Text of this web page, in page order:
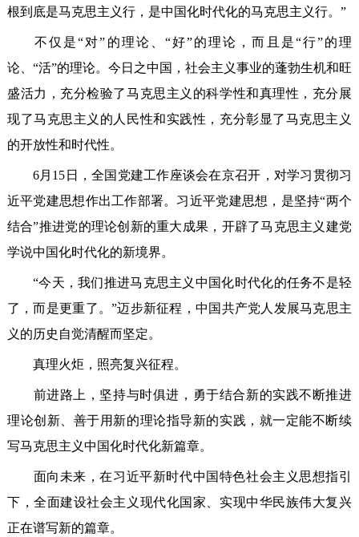
根到底是马克思主义行，是中国化时代化的马克思主义行。”
不仅是“对”的理论、“好”的理论，而且是“行”的理
论、“活”的理论。今日之中国，社会主义事业的蓬勃生机和旺
盛活力，充分检验了马克思主义的科学性和真理性，充分展
现了马克思主义的人民性和实践性，充分彰显了马克思主义
的开放性和时代性。
6月15日，全国党建工作座谈会在京召开，对学习贯彻习
近平党建思想作出工作部署。习近平党建思想，是坚持“两个
结合”推进党的理论创新的重大成果，开辟了马克思主义建党
学说中国化时代化的新境界。
“今天，我们推进马克思主义中国化时代化的任务不是轻
了，而是更重了。”迈步新征程，中国共产党人发展马克思主
义的历史自觉清醒而坚定。
真理火炬，照亮复兴征程。
前进路上，坚持与时俱进，勇于结合新的实践不断推进
理论创新、善于用新的理论指导新的实践，就一定能不断续
写马克思主义中国化时代化新篇章。
面向未来，在习近平新时代中国特色社会主义思想指引
下，全面建设社会主义现代化国家、实现中华民族伟大复兴
正在谱写新的篇章。